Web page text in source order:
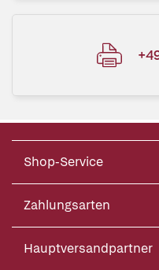
Shop-Service
Zahlungsarten
Hauptversandpartner